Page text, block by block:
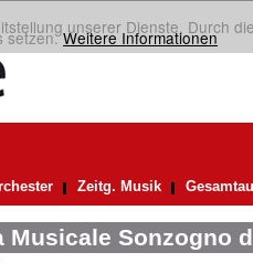
unserer Dienste. Durch
setzen.Weitere Informationen
Zeitg. Musik
Musicale Sonzogno